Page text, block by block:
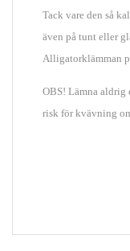
Tack vare den så
även på tunt eller
Alligatorklämman
OBS! Lämna aldrig
risk för kvävning